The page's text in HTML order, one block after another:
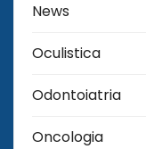
News
Oculistica
Odontoiatria
Oncologia